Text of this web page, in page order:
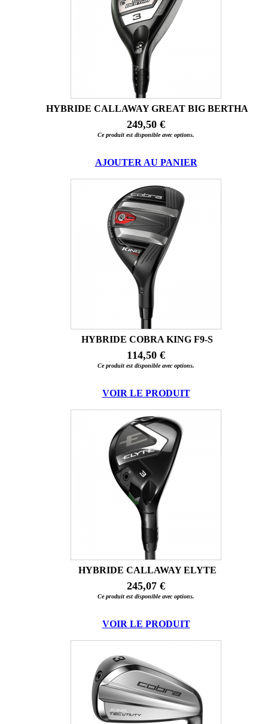
HYBRIDE CALLAWAY GREAT BIG BERTHA
249,50 €
Ce produit est disponible avec options.
AJOUTER AU PANIER
HYBRIDE COBRA KING F9-S
114,50 €
Ce produit est disponible avec options.
VOIR LE PRODUIT
HYBRIDE CALLAWAY ELYTE
245,07 €
Ce produit est disponible avec options.
VOIR LE PRODUIT